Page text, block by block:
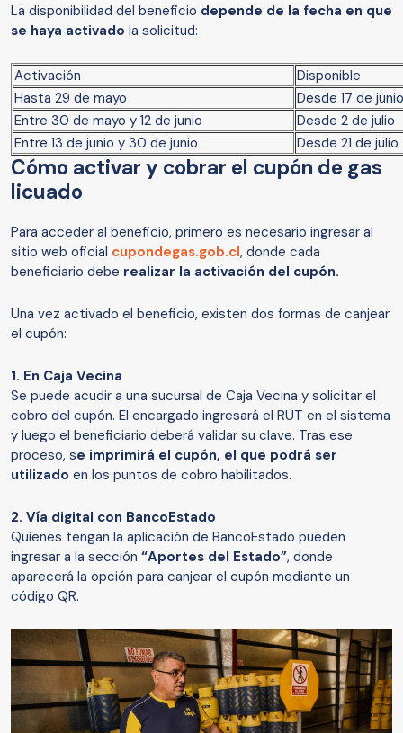
La disponibilidad del beneficio depende de la fecha en que
se haya activado la solicitud:
Activación
Disponible
Hasta 29 de mayo
Desde 17 de junio
Entre 30 de mayo y 12 de junio
Desde 2 de julio
Entre 13 de junio y 30 de junio
Desde 21 de julio
Cómo activar y cobrar el cupón de gas
licuado
Para acceder al beneficio, primero es necesario ingresar al
sitio web oficial cupondegas.gob.cl, donde cada
beneficiario debe realizar la activación del cupón.
Una vez activado el beneficio, existen dos formas de canjear
el cupón:
1. En Caja Vecina
Se puede acudir a una sucursal de Caja Vecina y solicitar el
cobro del cupón. El encargado ingresará el RUT en el sistema
y luego el beneficiario deberá validar su clave. Tras ese
proceso, se imprimirá el cupón, el que podrá ser
utilizado en los puntos de cobro habilitados.
2. Vía digital con BancoEstado
Quienes tengan la aplicación de BancoEstado pueden
ingresar a la sección “Aportes del Estado”, donde
aparecerá la opción para canjear el cupón mediante un
código QR.